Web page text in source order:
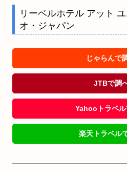
リーベルホテル アット
オ・ジャパン
じゃらんで
JTBで調
Yahooトラベ
楽天トラベル